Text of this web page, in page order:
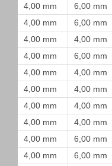
4,00 mm
6,00 mm
4,00 mm
6,00 mm
4,00 mm
4,00 mm
4,00 mm
6,00 mm
4,00 mm
4,00 mm
4,00 mm
4,00 mm
4,00 mm
4,00 mm
4,00 mm
4,00 mm
4,00 mm
6,00 mm
4,00 mm
6,00 mm